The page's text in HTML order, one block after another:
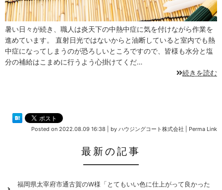
暑い日々が続き、職人は炎天下の中熱中症に気を付けながら作業を
進めています。 直射日光ではないからと油断していると室内でも熱
中症になってしまうのが恐ろしいところですので、皆様も水分と塩
分の補給はこまめに行うよう心掛けてくだ…
続きを読む
Posted on 2022.08.09 16:38 by ハウジングコート株式会社 Perma Link
最新の記事
福岡県太宰府市通古賀のW様「とてもいい色に仕上がって良かった